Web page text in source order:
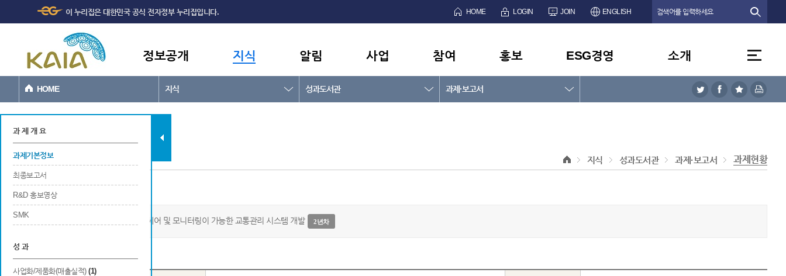
본문바로가기
이 누리집은 대한민국 공식 전자정부 누리집입니다. HOME LOGIN JOIN ENGLISH
정보공개 지식 알림 사업 참여 홍보 ESG경영 소개
HOME 지식 성과도서관 과제·보고서
과제현황
지식 성과도서관 과제·보고서 과제현황
과 제 개 요
과제기본정보
최종보고서
R&D 홍보영상
SMK
성 과
사업화/제품화(매출실적) (1)
과제기본정보
VWORLD를 활용한 다수 유무인기 제어 및 모니터링이 가능한 교통관리 시스템 개발 2년차